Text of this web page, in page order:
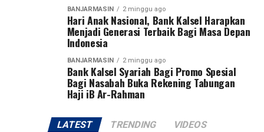
Turnamen ini diikuti 27 tim, terdiri dari 13 klub asal
Kalimantan Selatan dan 14 klub asal Kalimantan
Tengah. Dua tim terbaik dari masing-masing provinsi
akan melaju ke putaran final Pangdam XXII/Tambun
Bungai Cup 2026 yang dijadwalkan berlangsung di
Stadion Sangga Buana, Kalimantan Tengah, pada 6–8
BANJARMASIN 2 minggu ago
Hari Anak Nasional, Bank Kalsel Harapkan
Menjadi Generasi Terbaik Bagi Masa Depan
Indonesia
BANJARMASIN 2 minggu ago
Bank Kalsel Syariah Bagi Promo Spesial
Bagi Nasabah Buka Rekening Tabungan
Haji iB Ar-Rahman
LATEST TRENDING VIDEOS